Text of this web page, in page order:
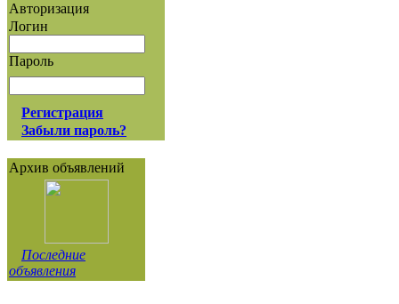
Авторизация
Логин
Пароль
Регистрация
Забыли пароль?
Архив объявлений
Последние
объявления